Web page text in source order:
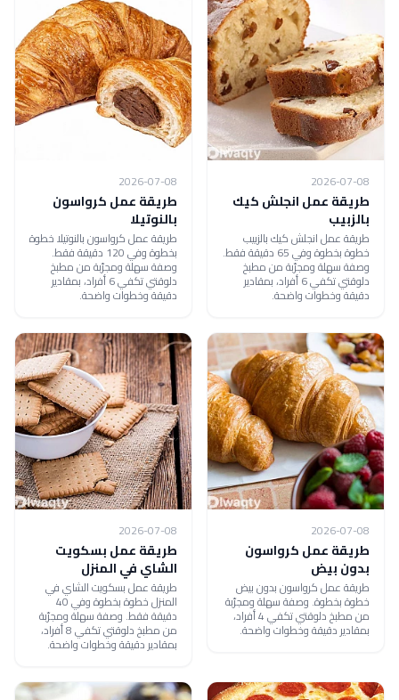
2026-07-08
طريقة عمل انجلش كيك
بالزبيب
طريقة عمل انجلش كيك بالزبيب
خطوة بخطوة وفي 65 دقيقة فقط.
وصفة سهلة ومجرّبة من مطبخ
دلوقتي تكفي 6 أفراد، بمقادير
دقيقة وخطوات واضحة.
2026-07-08
طريقة عمل كرواسون
بالنوتيلا
طريقة عمل كرواسون بالنوتيلا خطوة
بخطوة وفي 120 دقيقة فقط.
وصفة سهلة ومجرّبة من مطبخ
دلوقتي تكفي 6 أفراد، بمقادير
دقيقة وخطوات واضحة.
2026-07-08
طريقة عمل كرواسون
بدون بيض
طريقة عمل كرواسون بدون بيض
خطوة بخطوة. وصفة سهلة ومجرّبة
من مطبخ دلوقتي تكفي 4 أفراد،
بمقادير دقيقة وخطوات واضحة.
2026-07-08
طريقة عمل بسكويت
الشاي في المنزل
طريقة عمل بسكويت الشاي في
المنزل خطوة بخطوة وفي 40
دقيقة فقط. وصفة سهلة ومجرّبة
من مطبخ دلوقتي تكفي 8 أفراد،
بمقادير دقيقة وخطوات واضحة.